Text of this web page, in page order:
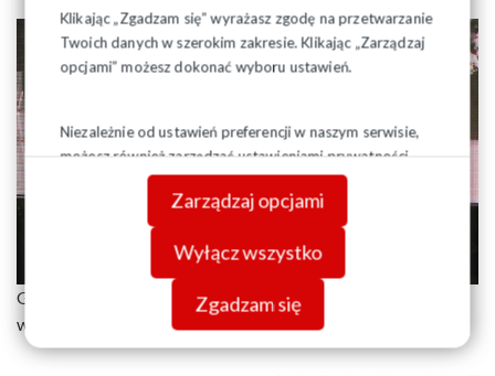
Klikając „Zgadzam się” wyrażasz zgodę na przetwarzanie
Twoich danych w szerokim zakresie. Klikając „Zarządzaj
opcjami” możesz dokonać wyboru ustawień.
Niezależnie od ustawień preferencji w naszym serwisie,
możesz również zarządzać ustawieniami prywatności
swojej przeglądarki. Więcej informacji o przetwarzaniu
danych znajdziesz wPolityce prywatności.
Zarządzaj opcjami
Wyłącz wszystko
Zgadzam się
Gratulujemy kolegom Przewodniczącym tak doniosłego
wyróżnienia.